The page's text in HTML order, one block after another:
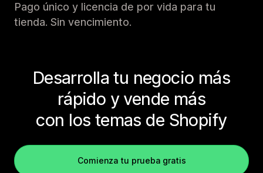
Pago único y licencia de por vida para tu
tienda. Sin vencimiento.
Desarrolla tu negocio más
rápido y vende más
con los temas de Shopify
Comienza tu prueba gratis